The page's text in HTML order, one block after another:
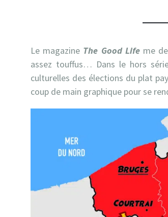
Le magazine The Good Lifeme
assez touffus… Dans le hors
culturelles des élections du plat
coup de main graphique pour se